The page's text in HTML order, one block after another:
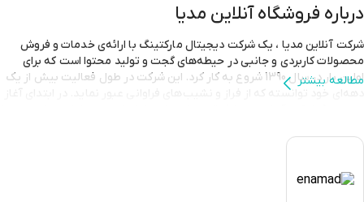
درباره فروشگاهآنلاین مدیا
شرکت آنلاین مدیا ، یک شرکت دیجیتال مارکتینگ با ارائه‌ی خدمات و فروش
محصولات کاربردی و جانبی در حیطه‌های گجت و تولید محتوا است که برای
اولین بار در سال 1390 شروع به کار کرد. این شرکت در طول فعالیت بیش از یک
دهه‌‌ای خود توانسته که از فراز و نشیب‌های فراوانی عبور نماید. در ابتدای آغاز
را در زمره‌ی اولین فروشگاه های آنلاین قرار دهد که در زمینه‌ی خرید گروهی
نهادهای رسمی و معتبر موجود در کشور را کسب نماید. امروزه شرکت آنلاین
مطالعه بیشتر